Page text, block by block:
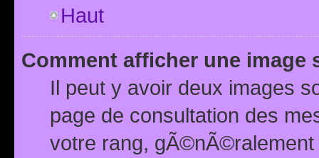
Haut
Comment afficher une image
Il peut y avoir deux images
page de consultation des
votre rang,